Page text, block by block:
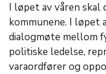
I løpet av våren skal
kommunene. I løpet
dialogmøte mellom
politiske ledelse,
varaordfører og